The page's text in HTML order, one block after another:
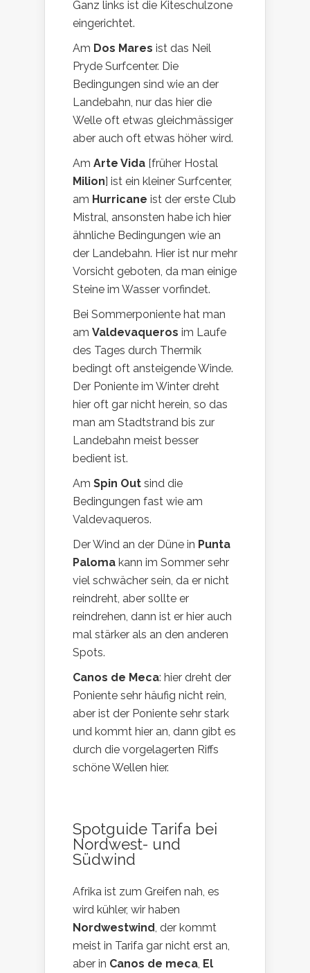
Ganz links ist die Kiteschulzone
eingerichtet.
Am Dos Mares ist das Neil
Pryde Surfcenter. Die
Bedingungen sind wie an der
Landebahn, nur das hier die
Welle oft etwas gleichmässiger
aber auch oft etwas höher wird.
Am Arte Vida [früher Hostal
Milion] ist ein kleiner Surfcenter,
am Hurricane ist der erste Club
Mistral, ansonsten habe ich hier
ähnliche Bedingungen wie an
der Landebahn. Hier ist nur mehr
Vorsicht geboten, da man einige
Steine im Wasser vorfindet.
Bei Sommerponiente hat man
am Valdevaqueros im Laufe
des Tages durch Thermik
bedingt oft ansteigende Winde.
Der Poniente im Winter dreht
hier oft gar nicht herein, so das
man am Stadtstrand bis zur
Landebahn meist besser
bedient ist.
Am Spin Out sind die
Bedingungen fast wie am
Valdevaqueros.
Der Wind an der Düne in Punta
Paloma kann im Sommer sehr
viel schwächer sein, da er nicht
reindreht, aber sollte er
reindrehen, dann ist er hier auch
mal stärker als an den anderen
Spots.
Canos de Meca: hier dreht der
Poniente sehr häufig nicht rein,
aber ist der Poniente sehr stark
und kommt hier an, dann gibt es
durch die vorgelagerten Riffs
schöne Wellen hier.
Spotguide Tarifa bei
Nordwest- und
Südwind
Afrika ist zum Greifen nah, es
wird kühler, wir haben
Nordwestwind, der kommt
meist in Tarifa gar nicht erst an,
aber in Canos de meca, El